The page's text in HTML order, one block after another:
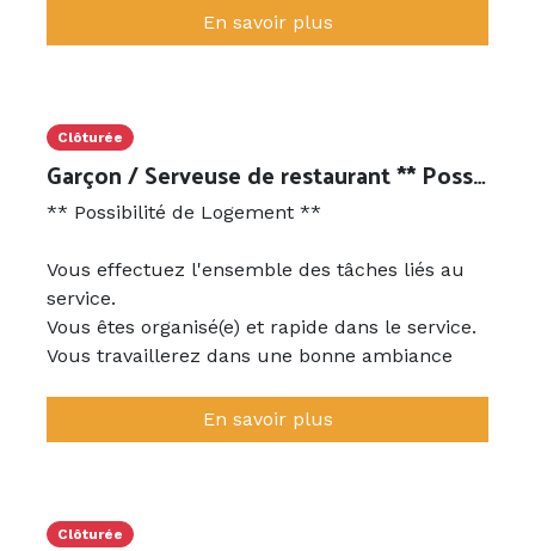
6 Jours/ 7 ,possibilité de logement,
En savoir plus
Clôturée
Garçon / Serveuse de restaurant ** Possibilité de Logement **
** Possibilité de Logement **
Vous effectuez l'ensemble des tâches liés au
service.
Vous êtes organisé(e) et rapide dans le service.
Vous travaillerez dans une bonne ambiance
Repas inclus, POSSIBILITÉ DE LOGEMENT
Poste à pourvoir à compter du 10 juillet
En savoir plus
Clôturée